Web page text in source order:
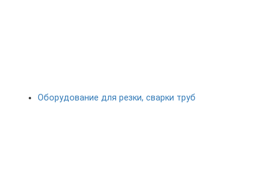
Оборудование для резки, сварки труб